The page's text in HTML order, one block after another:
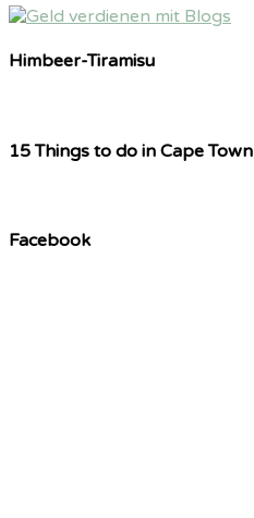
Himbeer-Tiramisu
15 Things to do in Cape Town
Facebook